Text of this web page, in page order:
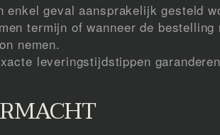
enkel geval aansprakelijk gesteld
termijn of wanneer de
nemen.
leveringstijdstippen